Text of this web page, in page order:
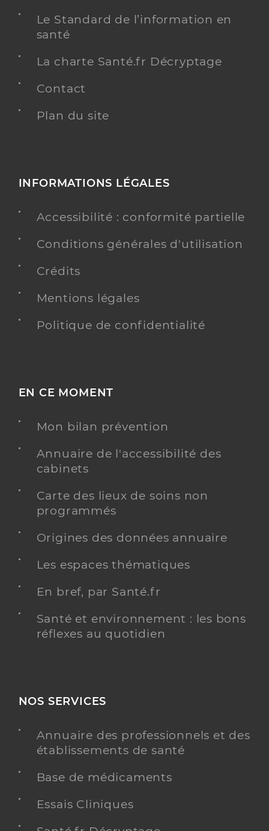
Le Standard de l’information en
santé
La charte Santé.fr Décryptage
Contact
Plan du site
INFORMATIONS LÉGALES
Accessibilité : conformité partielle
Conditions générales d'utilisation
Crédits
Mentions légales
Politique de confidentialité
EN CE MOMENT
Mon bilan prévention
Annuaire de l'accessibilité des
cabinets
Carte des lieux de soins non
programmés
Origines des données annuaire
Les espaces thématiques
En bref, par Santé.fr
Santé et environnement : les bons
réflexes au quotidien
NOS SERVICES
Annuaire des professionnels et des
établissements de santé
Base de médicaments
Essais Cliniques